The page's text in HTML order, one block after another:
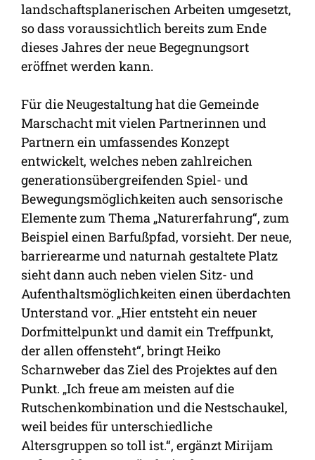
landschaftsplanerischen Arbeiten umgesetzt,
so dass voraussichtlich bereits zum Ende
dieses Jahres der neue Begegnungsort
eröffnet werden kann.
Für die Neugestaltung hat die Gemeinde
Marschacht mit vielen Partnerinnen und
Partnern ein umfassendes Konzept
entwickelt, welches neben zahlreichen
generationsübergreifenden Spiel- und
Bewegungsmöglichkeiten auch sensorische
Elemente zum Thema „Naturerfahrung“, zum
Beispiel einen Barfußpfad, vorsieht. Der neue,
barrierearme und naturnah gestaltete Platz
sieht dann auch neben vielen Sitz- und
Aufenthaltsmöglichkeiten einen überdachten
Unterstand vor. „Hier entsteht ein neuer
Dorfmittelpunkt und damit ein Treffpunkt,
der allen offensteht“, bringt Heiko
Scharnweber das Ziel des Projektes auf den
Punkt. „Ich freue am meisten auf die
Rutschenkombination und die Nestschaukel,
weil beides für unterschiedliche
Altersgruppen so toll ist.“, ergänzt Mirijam